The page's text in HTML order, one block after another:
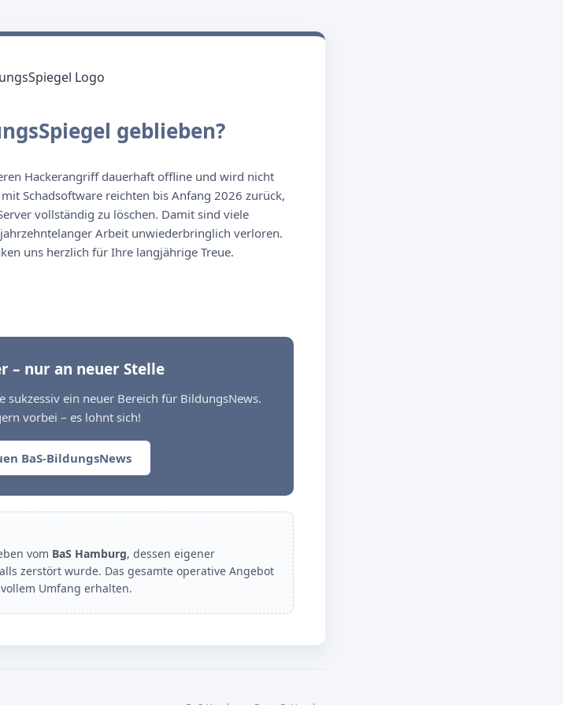
geblieben?
Hackerangriff dauerhaft offline und wird nicht
Schadsoftware reichten bis Anfang 2026 zurück,
vollständig zu löschen. Damit sind viele
Arbeit unwiederbringlich verloren.
uns herzlich für Ihre langjährige Treue.
– nur an neuer Stelle
sukzessiv ein neuer Bereich für BildungsNews.
vorbei – es lohnt sich!
BaS-BildungsNews
vom BaS Hamburg, dessen eigener
zerstört wurde. Das gesamte operative Angebot
Umfang erhalten.